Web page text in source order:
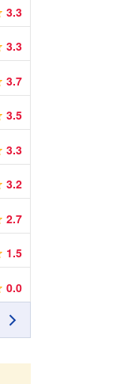
3.3
3.3
3.7
3.5
3.3
3.2
2.7
1.5
0.0